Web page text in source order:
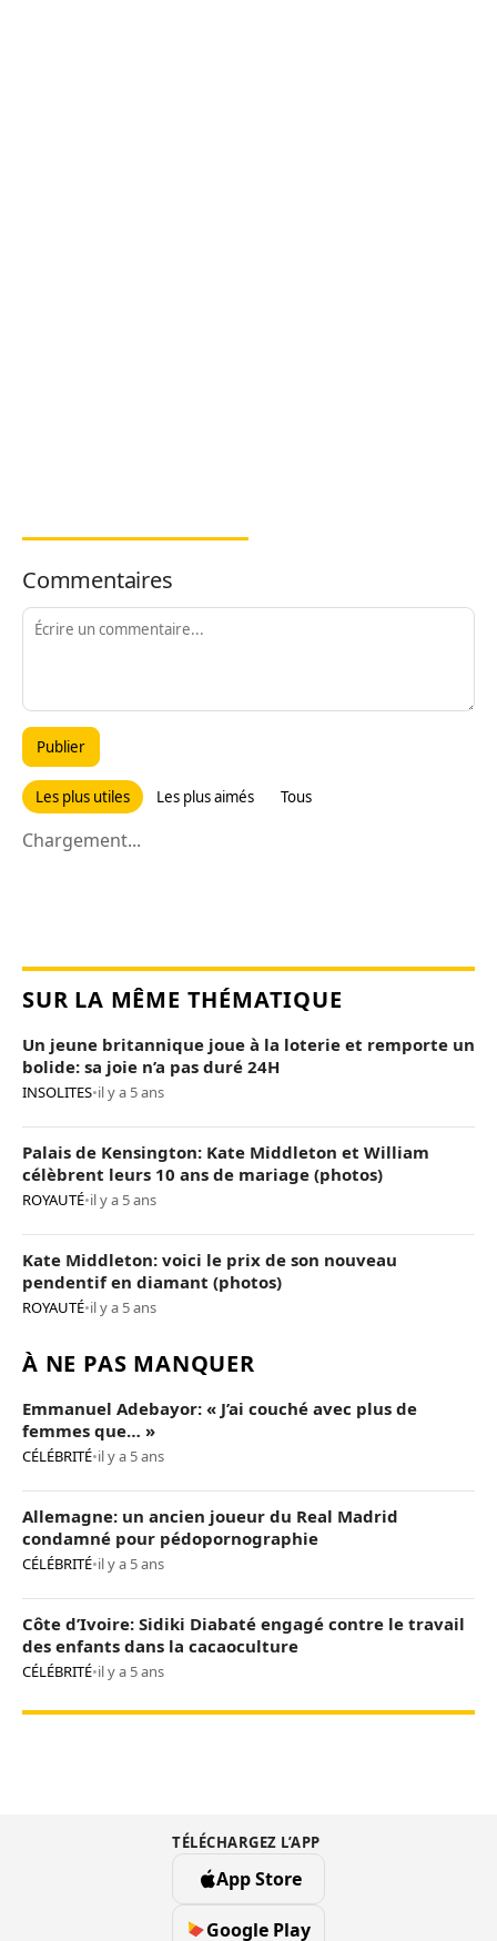
Commentaires
Publier
Les plus utiles Les plus aimés Tous
Chargement...
SUR LA MÊME THÉMATIQUE
Un jeune britannique joue à la loterie et remporte un
bolide: sa joie n’a pas duré 24H
INSOLITES•il y a 5 ans
Palais de Kensington: Kate Middleton et William
célèbrent leurs 10 ans de mariage (photos)
ROYAUTÉ•il y a 5 ans
Kate Middleton: voici le prix de son nouveau
pendentif en diamant (photos)
ROYAUTÉ•il y a 5 ans
À NE PAS MANQUER
Emmanuel Adebayor: « J’ai couché avec plus de
femmes que… »
CÉLÉBRITÉ•il y a 5 ans
Allemagne: un ancien joueur du Real Madrid
condamné pour pédopornographie
CÉLÉBRITÉ•il y a 5 ans
Côte d’Ivoire: Sidiki Diabaté engagé contre le travail
des enfants dans la cacaoculture
CÉLÉBRITÉ•il y a 5 ans
TÉLÉCHARGEZ L’APP
App Store
Google Play